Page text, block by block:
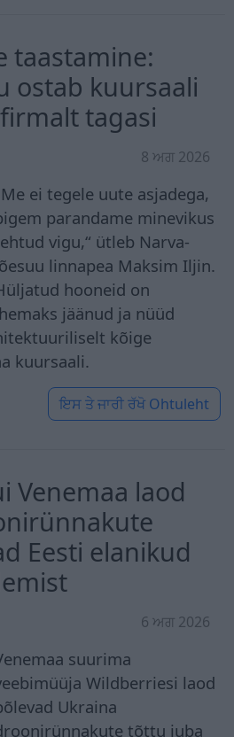
taastamine:
ostab kuursaali
tagasi
8 ਅਗ 2026
ei tegele uute asjadega,
parandame minevikus
vigu,“ ütleb Narva-
linnapea Maksim Iljin.
hooneid on
jäänud ja nüüd
kõige
kuursaali.
ਇਸ ਤੇ ਜਾਰੀ ਰੱਖੋ Ohtuleht
Venemaa laod
Eesti elanikud
6 ਅਗ 2026
suurima
Wildberriesi laod
Ukraina
tõttu juba